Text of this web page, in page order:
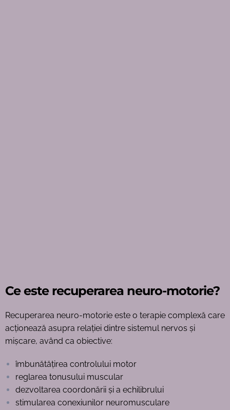
Ce este recuperarea neuro-motorie?
Recuperarea neuro-motorie este o terapie complexă care
acționează asupra relației dintre sistemul nervos și
mișcare, având ca obiective:
îmbunătățirea controlului motor
reglarea tonusului muscular
dezvoltarea coordonării și a echilibrului
stimularea conexiunilor neuromusculare